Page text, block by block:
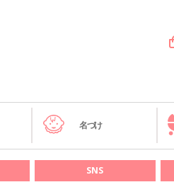
名づけ
SNS